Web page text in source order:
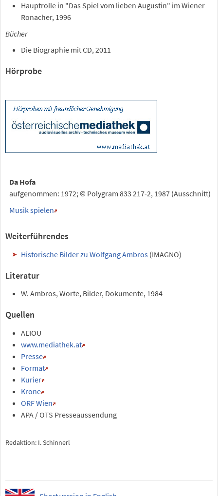
Hauptrolle in "Das Spiel vom lieben Augustin" im Wiener
Ronacher, 1996
Bücher
Die Biographie mit CD, 2011
Hörprobe
Da Hofa
aufgenommen: 1972; © Polygram 833 217-2, 1987 (Ausschnitt)
Musik spielen
Weiterführendes
Historische Bilder zu Wolfgang Ambros (IMAGNO)
Literatur
W. Ambros, Worte, Bilder, Dokumente, 1984
Quellen
AEIOU
www.mediathek.at
Presse
Format
Kurier
Krone
ORF Wien
APA / OTS Presseaussendung
Redaktion: I. Schinnerl